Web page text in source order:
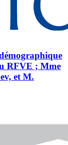
RFVE ; Mme
et M.